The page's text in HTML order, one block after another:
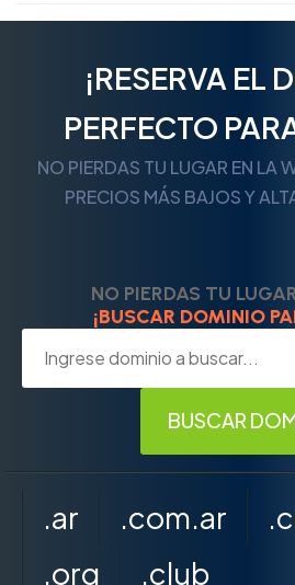
¡RESERVA EL
PERFECTO
NO PIERDAS TU LUGAR EN LA
PRECIOS MÁS BAJOS Y
NO PIERDAS TU
¡BUSCAR DOMINIO
.ar .com.ar
.org
.club